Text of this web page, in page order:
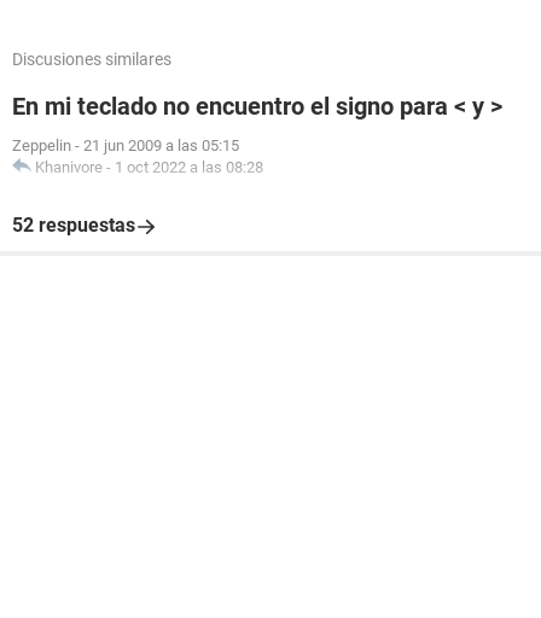
Discusiones similares
En mi teclado no encuentro el signo para < y >
Zeppelin - 21 jun 2009 a las 05:15
Khanivore - 1 oct 2022 a las 08:28
52 respuestas